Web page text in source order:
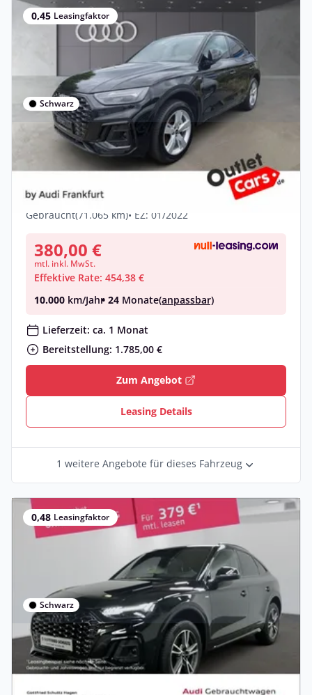
0,45 Leasingfaktor
Schwarz
Privat & Gewerbe
Audi Q5 Sportback 50TDI qu S line Navi
Diesel • Automatik •
Gebraucht(71.065 km)• EZ: 01/2022
380,00 €
mtl. inkl. MwSt.
Effektive Rate: 454,38 €
10.000 km/Jahr• 24 Monate(anpassbar)
Lieferzeit: ca. 1 Monat
Bereitstellung: 1.785,00 €
Zum Angebot
Leasing Details
1 weitere Angebote für dieses Fahrzeug
0,48 Leasingfaktor
Schwarz
Privat
Audi Q5 Sportback 45 TFSI qu. S-tronic